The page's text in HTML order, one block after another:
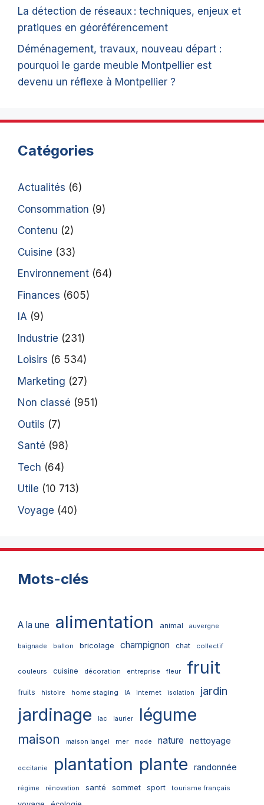
La détection de réseaux : techniques, enjeux et
pratiques en géoréférencement
Déménagement, travaux, nouveau départ :
pourquoi le garde meuble Montpellier est
devenu un réflexe à Montpellier ?
Catégories
Actualités (6)
Consommation (9)
Contenu (2)
Cuisine (33)
Environnement (64)
Finances (605)
IA (9)
Industrie (231)
Loisirs (6 534)
Marketing (27)
Non classé (951)
Outils (7)
Santé (98)
Tech (64)
Utile (10 713)
Voyage (40)
Mots-clés
A la une alimentation animal auvergne
baignade ballon bricolage champignon chat collectif
couleurs cuisine décoration entreprise fleur fruit
fruits histoire home staging IA internet isolation jardin
jardinage lac laurier légume
maison maison langel mer mode nature nettoyage
occitanie plantation plante randonnée
régime rénovation santé sommet sport tourisme français